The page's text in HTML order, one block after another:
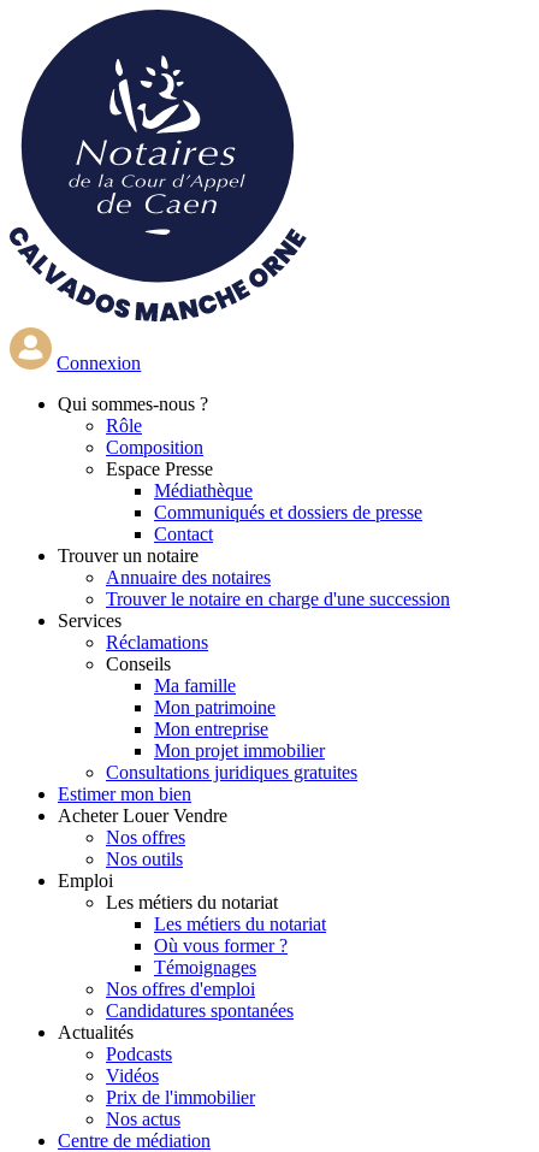
contenu
principal
Connexion
Qui sommes-nous ?
Rôle
Composition
Espace Presse
Médiathèque
Communiqués et dossiers de presse
Contact
Trouver un notaire
Annuaire des notaires
Trouver le notaire en charge d'une succession
Services
Réclamations
Conseils
Ma famille
Mon patrimoine
Mon entreprise
Mon projet immobilier
Consultations juridiques gratuites
Estimer mon bien
Acheter Louer Vendre
Nos offres
Nos outils
Emploi
Les métiers du notariat
Les métiers du notariat
Où vous former ?
Témoignages
Nos offres d'emploi
Candidatures spontanées
Actualités
Podcasts
Vidéos
Prix de l'immobilier
Nos actus
Centre de médiation